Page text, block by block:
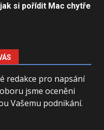
si pořídit Mac chytře
redakce pro napsání
jsme oceněni
Vašemu podnikání.